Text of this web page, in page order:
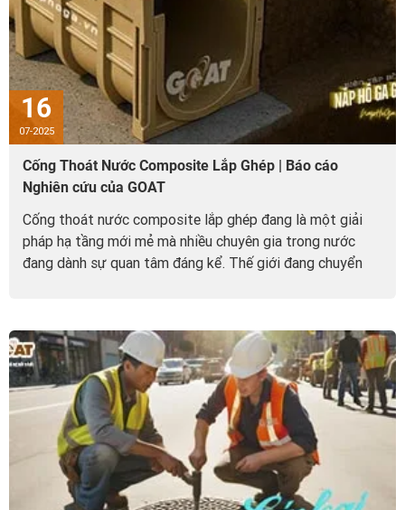
16
07-2025
Cống Thoát Nước Composite Lắp Ghép | Báo cáo
Nghiên cứu của GOAT
Cống thoát nước composite lắp ghép đang là một giải
pháp hạ tầng mới mẻ mà nhiều chuyên gia trong nước
đang dành sự quan tâm đáng kể. Thế giới đang chuyển